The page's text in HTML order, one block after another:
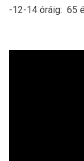
-12-14 óráig: 65